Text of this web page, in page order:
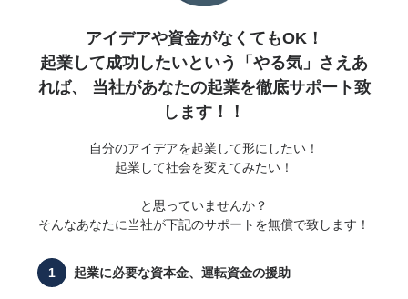
アイデアや資金がなくてもOK！
起業して成功したいという「やる気」さえあ
れば、
当社があなたの起業を徹底サポート致
します！！
自分のアイデアを起業して形にしたい！
起業して社会を変えてみたい！
と思っていませんか？
そんなあなたに当社が下記のサポートを無償で致します！
起業に必要な資本金、運転資金の援助